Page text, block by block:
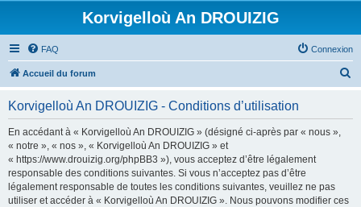
Korvigelloù An DROUIZIG
FAQ Connexion
Accueil du forum
Korvigelloù An DROUIZIG - Conditions d’utilisation
En accédant à « Korvigelloù An DROUIZIG » (désigné ci-après par « nous »,
« notre », « nos », « Korvigelloù An DROUIZIG » et
« https://www.drouizig.org/phpBB3 »), vous acceptez d’être légalement
responsable des conditions suivantes. Si vous n’acceptez pas d’être
légalement responsable de toutes les conditions suivantes, veuillez ne pas
utiliser et accéder à « Korvigelloù An DROUIZIG ». Nous pouvons modifier ces